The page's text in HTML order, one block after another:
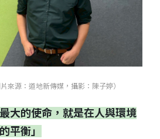
來源：道地新傳媒，攝影：陳子婷）
大的使命，就是在人與環境
平衡」